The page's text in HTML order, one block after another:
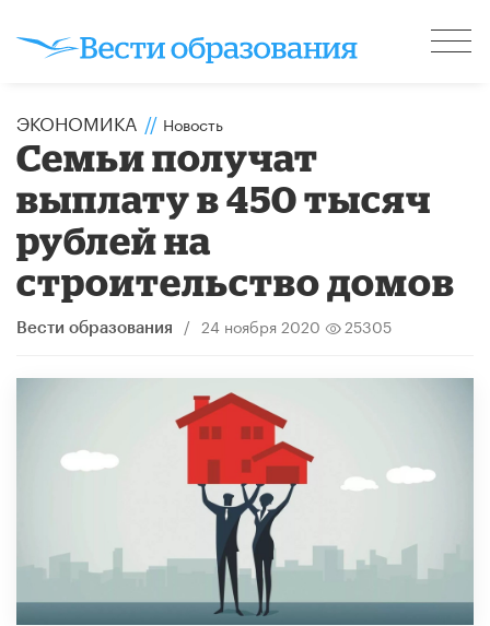
ЭКОНОМИКА // Новость
Семьи получат
выплату в 450 тысяч
рублей на
строительство домов
Вести образования / 24 ноября 2020 25305